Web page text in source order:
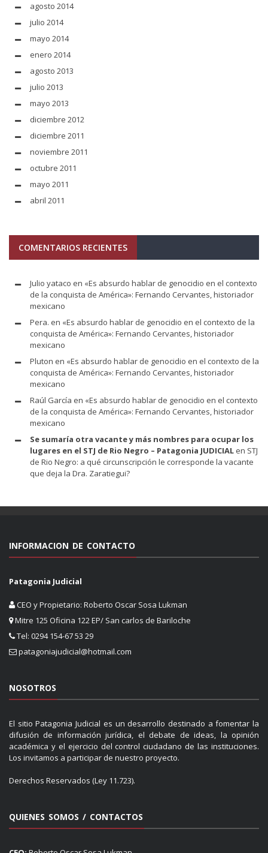
agosto 2014
julio 2014
mayo 2014
enero 2014
agosto 2013
julio 2013
mayo 2013
diciembre 2012
diciembre 2011
noviembre 2011
octubre 2011
mayo 2011
abril 2011
COMENTARIOS RECIENTES
Julio yataco en «Es absurdo hablar de genocidio en el contexto
de la conquista de América»: Fernando Cervantes, historiador
mexicano
Pera. en «Es absurdo hablar de genocidio en el contexto de la
conquista de América»: Fernando Cervantes, historiador
mexicano
Pluton en «Es absurdo hablar de genocidio en el contexto de la
conquista de América»: Fernando Cervantes, historiador
mexicano
Raúl García en «Es absurdo hablar de genocidio en el contexto
de la conquista de América»: Fernando Cervantes, historiador
mexicano
Se sumaría otra vacante y más nombres para ocupar los
lugares en el STJ de Rio Negro – Patagonia JUDICIAL en STJ
de Rio Negro: a qué circunscripción le corresponde la vacante
que deja la Dra. Zaratiegui?
INFORMACION DE CONTACTO
Patagonia Judicial
CEO y Propietario: Roberto Oscar Sosa Lukman
Mitre 125 Oficina 122 EP/ San carlos de Bariloche
Tel: 0294 154-67 53 29
patagoniajudicial@hotmail.com
NOSOTROS
El sitio Patagonia Judicial es un desarrollo destinado a fomentar la
difusión de información jurídica, el debate de ideas, la opinión
académica y el ejercicio del control ciudadano de las instituciones.
Los invitamos a participar de nuestro proyecto.
Derechos Reservados (Ley 11.723).
QUIENES SOMOS / CONTACTOS